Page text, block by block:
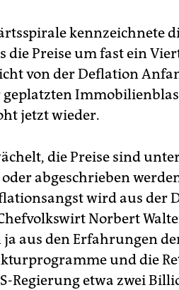
kennzeichnete
die Preise um fast ein
von der Deflation
geplatzten
jetzt wieder.
die Preise sind
abgeschrieben
wird aus der
Norbert
ja aus den Erfahrungen
und die
Regierung etwa zwei